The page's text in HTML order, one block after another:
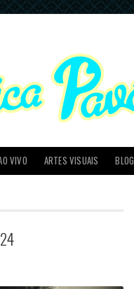
VIVO ARTES VISUAIS BLOG